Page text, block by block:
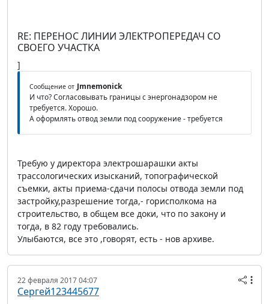
RE: ПЕРЕНОС ЛИНИИ ЭЛЕКТРОПЕРЕДАЧ СО
СВОЕГО УЧАСТКА
]
Сообщение от Jmnemonick
И что? Согласовывать границы с энергонадзором не
требуется. Хорошо.
А оформлять отвод земли под сооружение - требуется
Требую у директора электрошарашки акты
трассологических изысканий, топографической
съемки, акты приема-сдачи полосы отвода земли под
застройку,разрешение тогда,- горисполкома на
строительство, в общем все доки, что по закону и
тогда, в 82 году требовались.
Улыбаются, все это ,говорят, есть - нов архиве.
22 февраля 2017 04:07
Сергей123445677